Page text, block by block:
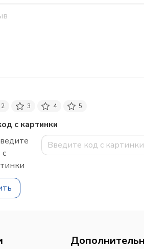
2 3 4 5
с картинки